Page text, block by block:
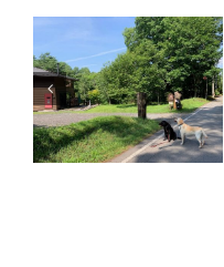
Jack近況 – 2019